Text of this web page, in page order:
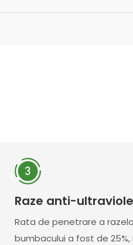
Raze anti-
Rata de penetrare a
bumbacului a fost de